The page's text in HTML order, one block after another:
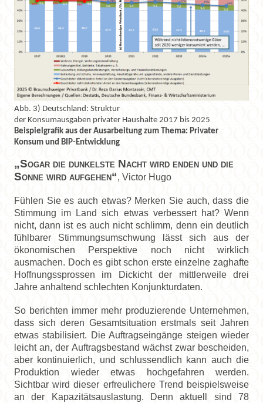
Abb. 3) Deutschland: Struktur
der Konsumausgaben privater Haushalte 2017 bis 2025
Beispielgrafik aus der Ausarbeitung zum Thema: Privater
Konsum und BIP-Entwicklung
„Sogar die dunkelste Nacht wird enden und die
Sonne wird aufgehen“, Victor Hugo
Fühlen Sie es auch etwas? Merken Sie auch, dass die
Stimmung im Land sich etwas verbessert hat? Wenn
nicht, dann ist es auch nicht schlimm, denn ein deutlich
fühlbarer Stimmungsumschwung lässt sich aus der
ökonomischen Perspektive noch nicht wirklich
ausmachen. Doch es gibt schon erste einzelne zaghafte
Hoffnungssprossen im Dickicht der mittlerweile drei
Jahre anhaltend schlechten Konjunkturdaten.
So berichten immer mehr produzierende Unternehmen,
dass sich deren Gesamtsituation erstmals seit Jahren
etwas stabilisiert. Die Auftragseingänge steigen wieder
leicht an, der Auftragsbestand wächst zwar bescheiden,
aber kontinuierlich, und schlussendlich kann auch die
Produktion wieder etwas hochgefahren werden.
Sichtbar wird dieser erfreulichere Trend beispielsweise
an der Kapazitätsauslastung. Denn aktuell sind 78